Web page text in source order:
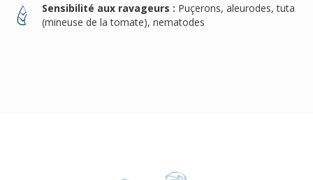
Sensibilité aux ravageurs : Puçerons, aleurodes, tuta
(mineuse de la tomate), nematodes